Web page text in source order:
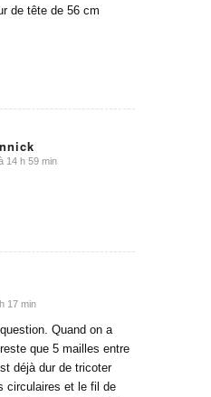
de tête de 56 cm
14 h 59 min
17 min
Quand on a
que 5 mailles entre
déjà dur de tricoter
circulaires et le fil de